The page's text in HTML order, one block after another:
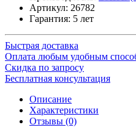
Артикул: 26782
Гарантия: 5 лет
Быстрая доставка
Оплата любым удобным
Скидка по запросу
Бесплатная консультация
Описание
Характеристики
Отзывы (0)